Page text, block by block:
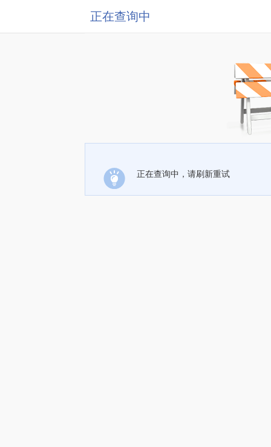
正在查询中
正在查询中，请刷新重试